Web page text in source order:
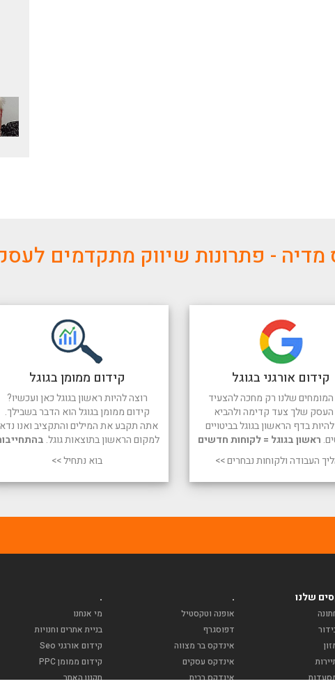
מדיה - פתרונות שיווק מתקדמים
קידום ממומן בגוגל
רוצה להיות ראשון בגוגל כאן ועכשיו?
קידום ממומן בגוגל הוא הדבר בשבילך.
אתה תקבע את המילים והתקציב ואנו
למקום הראשון בתוצאות גוגל.
בוא נתחיל >>
קידום אורגני בגוגל
המומחים שלנו רק מחכה להצעיד
שלך צעד קדימה ולהביא
בדף הראשון בגוגל בביטויים
ראשון בגוגל = לקוחות חדשים
העבודה ולקוחות נבחרים >>
.
מי אנחנו
בניית אתרים וחנויות
קידום אורגני Seo
קידום ממומן PPC
תקנון האתר
.
אופנה וטקסטיל
דפוסגרף
אינדקס בר מצווה
אינדקס עסקים
אינדקס ברית
שלנו